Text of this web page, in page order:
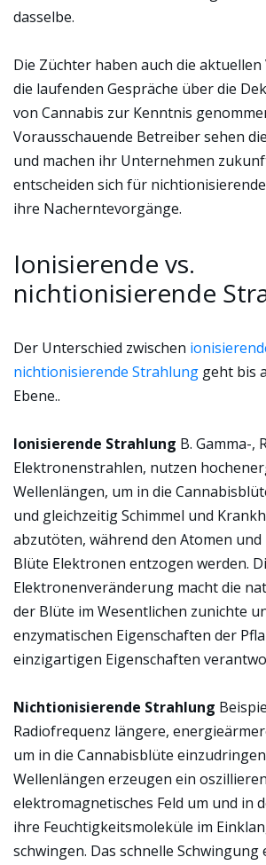
dasselbe.
Die Züchter haben auch die
die laufenden Gespräche über die
von Cannabis zur Kenntnis
Vorausschauende Betreiber sehen
und machen ihr Unternehmen
entscheiden sich für
ihre Nacherntevorgänge.
Ionisierende vs.
nichtionisierende
Der Unterschied zwischen
nichtionisierende Strahlung geht bis
Ebene..
Ionisierende Strahlung B. Gamma-,
Elektronenstrahlen, nutzen
Wellenlängen, um in die
und gleichzeitig Schimmel und
abzutöten, während den Atomen
Blüte Elektronen entzogen werden.
Elektronenveränderung macht die
der Blüte im Wesentlichen zunichte
enzymatischen Eigenschaften der
einzigartigen Eigenschaften
Nichtionisierende Strahlung
Radiofrequenz längere,
um in die Cannabisblüte
Wellenlängen erzeugen ein
elektromagnetisches Feld um und in
ihre Feuchtigkeitsmoleküle im
schwingen. Das schnelle Schwingung